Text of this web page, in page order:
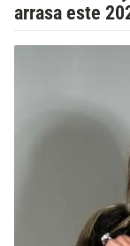
arrasa este